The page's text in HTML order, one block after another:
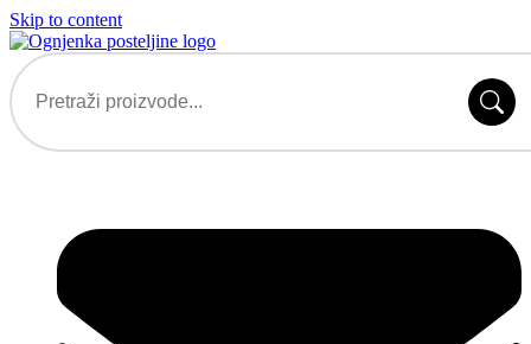
Skip to content